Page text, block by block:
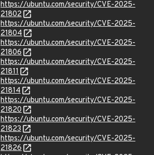
https://ubuntu.com/security/CVE-2025-
21802
https://ubuntu.com/security/CVE-2025-
21804
https://ubuntu.com/security/CVE-2025-
21806
https://ubuntu.com/security/CVE-2025-
21811
https://ubuntu.com/security/CVE-2025-
21814
https://ubuntu.com/security/CVE-2025-
21820
https://ubuntu.com/security/CVE-2025-
21823
https://ubuntu.com/security/CVE-2025-
21826